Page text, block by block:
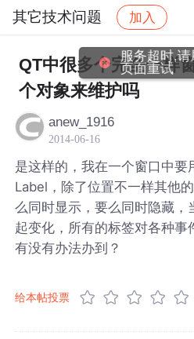
其它技术问题 加入
社区 其它技术问题 帖
QT中很多个完全一样
个对象来维护吗
anew_1916
2014-06-16
是这样的，我在一个窗口中要
Label，除了位置不一样其他
么同时显示，要么同时隐藏，
起变化，所有的标签对各种事
有没有办法办到？
给本帖投票
服务超时,请
页面重试